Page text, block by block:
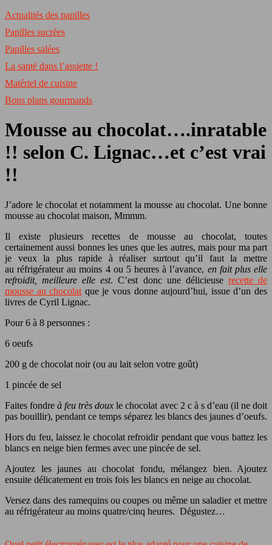
Actualités des papilles
Papilles sucrées
Papilles salées
La santé dans l’assiette !
Matériel de cuisine
Bons plans gourmands
Mousse au chocolat….inratable
!! selon C. Lignac…et c’est vrai
!!
J’adore le chocolat et notamment la mousse au chocolat. Une bonne
mousse au chocolat maison, Mmmm.
Il existe plusieurs recettes de mousse au chocolat, toutes
certainement aussi bonnes les unes que les autres, mais pour ma part
je veux la plus rapide à réaliser surtout qu’il faut la mettre
au réfrigérateur au moins 4 ou 5 heures à l’avance, en fait plus elle
refroidit, meilleure elle est. C’est donc une délicieuse recette de
mousse au chocolat que je vous donne aujourd’hui, issue d’un des
livres de Cyril Lignac.
Pour 6 à 8 personnes :
6 oeufs
200 g de chocolat noir (ou au lait selon votre goût)
1 pincée de sel
Faites fondreà feu très douxle chocolat avec 2 c à s d’eau (il ne doit
pas bouillir), pendant ce temps séparez les blancs des jaunes d’oeufs.
Hors du feu, laissez le chocolat refroidir pendant que vous battez les
blancs en neige bien fermes avec une pincée de sel.
Ajoutez les jaunes au chocolat fondu, mélangez bien. Ajoutez
ensuite délicatement en trois fois les blancs en neige au chocolat.
Versez dans des ramequins ou coupes ou même un saladier et mettre
au réfrigérateur au moins quatre/cinq heures. Dégustez…